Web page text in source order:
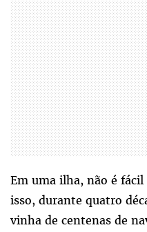
Em uma ilha, não é
isso, durante quatro
vinha de centenas de